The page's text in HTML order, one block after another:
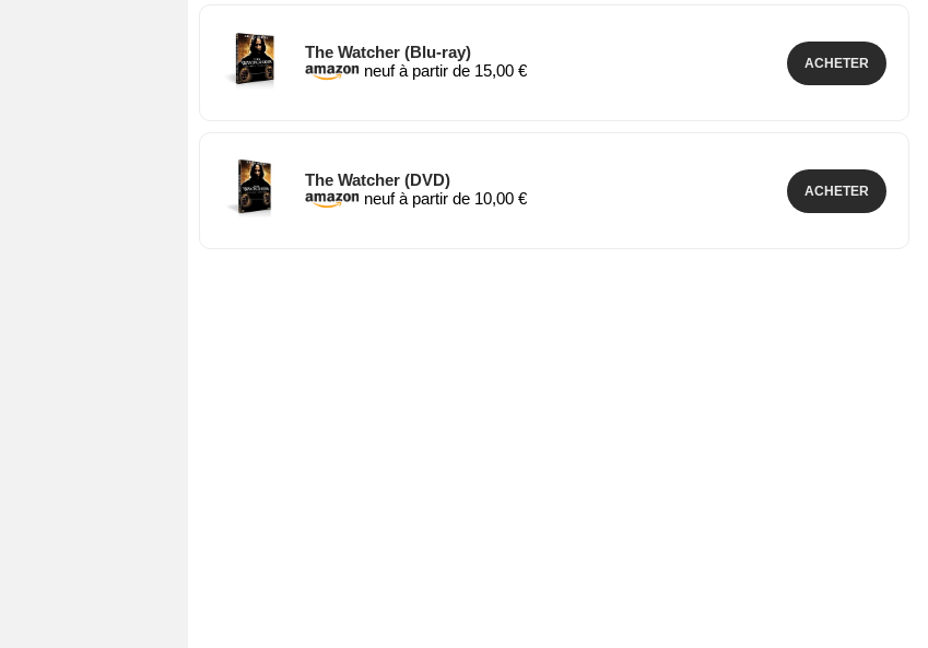
The Watcher (Blu-ray)
neuf à partir de 15,00 €
ACHETER
The Watcher (DVD)
neuf à partir de 10,00 €
ACHETER